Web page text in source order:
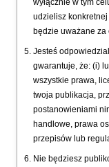
wyłącznie w tym
udzielisz
będzie uważane
Jesteś
gwarantuje, że: (i)
wszystkie prawa,
twoja publikacja,
postanowieniami
handlowe, prawa
przepisów lub
Nie będziesz